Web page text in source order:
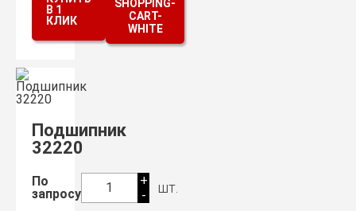
В 1
КЛИК
Подшипник
32220
По
запросу
1
+
-
шт.